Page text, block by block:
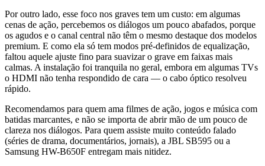
Por outro lado, esse foco nos graves tem um custo: em algumas
cenas de ação, percebemos os diálogos um pouco abafados, porque
os agudos e o canal central não têm o mesmo destaque dos modelos
premium. E como ela só tem modos pré-definidos de equalização,
faltou aquele ajuste fino para suavizar o grave em faixas mais
calmas. A instalação foi tranquila no geral, embora em algumas TVs
o HDMI não tenha respondido de cara — o cabo óptico resolveu
rápido.
Recomendamos para quem ama filmes de ação, jogos e música com
batidas marcantes, e não se importa de abrir mão de um pouco de
clareza nos diálogos. Para quem assiste muito conteúdo falado
(séries de drama, documentários, jornais), a JBL SB595 ou a
Samsung HW-B650F entregam mais nitidez.